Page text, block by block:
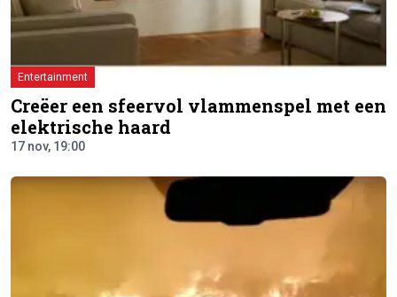
Entertainment
Creëer een sfeervol vlammenspel met een
elektrische haard
17 nov, 19:00